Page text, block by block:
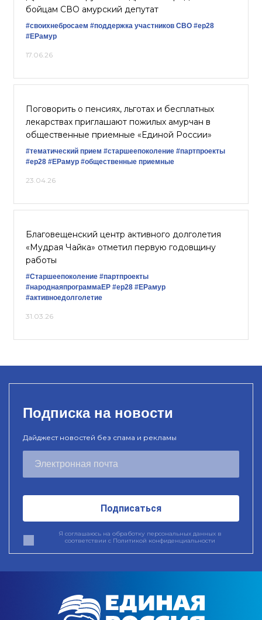
бойцам СВО амурский депутат
#своихнебросаем #поддержка участников СВО #ер28
#ЕРамур
17.06.26
Поговорить о пенсиях, льготах и бесплатных
лекарствах приглашают пожилых амурчан в
общественные приемные «Единой России»
#тематический прием #старшеепоколение #партпроекты
#ер28 #ЕРамур #общественные приемные
23.04.26
Благовещенский центр активного долголетия
«Мудрая Чайка» отметил первую годовщину
работы
#Старшеепоколение #партпроекты
#народнаяпрограммаЕР #ер28 #ЕРамур
#активноедолголетие
31.03.26
Подписка на новости
Дайджест новостей без спама и рекламы
Подписаться
Я соглашаюсь на обработку персональных данных в
соответствии с Политикой конфиденциальности